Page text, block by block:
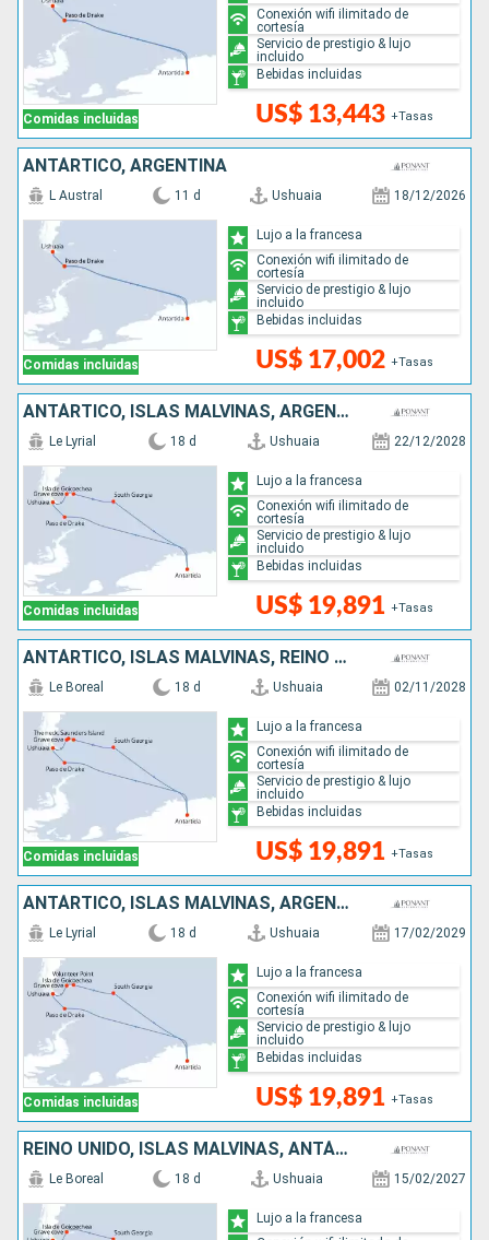
Comidas incluidas US$ 13,443 +Tasas
Conexión wifi ilimitado de
cortesía
Servicio de prestigio & lujo
incluido
Bebidas incluidas
ANTÁRTICO, ARGENTINA
Comidas incluidas
L Austral 11 d Ushuaia 18/12/2026
US$ 17,002 +Tasas
Lujo a la francesa
Conexión wifi ilimitado de
cortesía
Servicio de prestigio & lujo
incluido
Bebidas incluidas
ANTÁRTICO, ISLAS MALVINAS, ARGENTINA, REINO UNIDO
Comidas incluidas
Le Lyrial 18 d Ushuaia 22/12/2028
US$ 19,891 +Tasas
Lujo a la francesa
Conexión wifi ilimitado de
cortesía
Servicio de prestigio & lujo
incluido
Bebidas incluidas
ANTÁRTICO, ISLAS MALVINAS, REINO UNIDO, ARGENTINA
Comidas incluidas
Le Boreal 18 d Ushuaia 02/11/2028
US$ 19,891 +Tasas
Lujo a la francesa
Conexión wifi ilimitado de
cortesía
Servicio de prestigio & lujo
incluido
Bebidas incluidas
ANTÁRTICO, ISLAS MALVINAS, ARGENTINA, REINO UNIDO
Comidas incluidas
Le Lyrial 18 d Ushuaia 17/02/2029
US$ 19,891 +Tasas
Lujo a la francesa
Conexión wifi ilimitado de
cortesía
Servicio de prestigio & lujo
incluido
Bebidas incluidas
REINO UNIDO, ISLAS MALVINAS, ANTÁRTICO, ARGENTINA
Le Boreal 18 d Ushuaia 15/02/2027
Lujo a la francesa